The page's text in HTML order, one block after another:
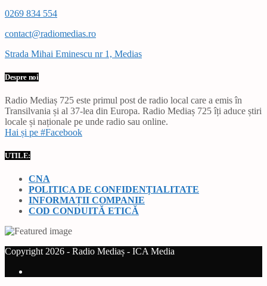
0269 834 554
contact@radiomedias.ro
Strada Mihai Eminescu nr 1, Medias
Despre noi
Radio Mediaș 725 este primul post de radio local care a emis în
Transilvania și al 37-lea din Europa. Radio Mediaș 725 îți aduce știri
locale și naționale pe unde radio sau online.
Hai și pe #Facebook
UTILE:
CNA
POLITICA DE CONFIDENȚIALITATE
INFORMAȚII COMPANIE
COD CONDUITĂ ETICĂ
Copyright 2026 - Radio Mediaș - ICA Media